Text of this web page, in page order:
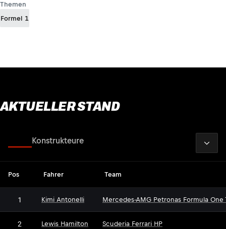
Themen
Formel 1
AKTUELLER STAND
Konstrukteure
Pos Fahrer Team
1 Kimi Antonelli Mercedes-AMG Petronas Formula One
2 Lewis Hamilton Scuderia Ferrari HP